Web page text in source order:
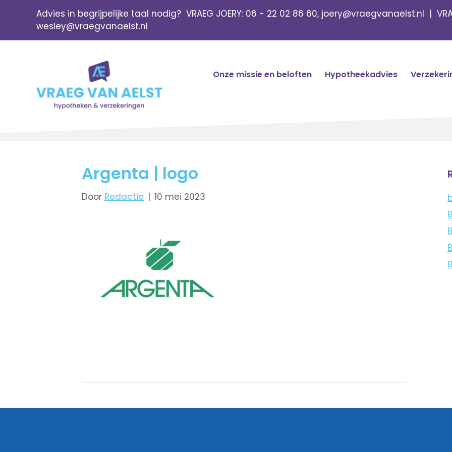
Advies in begrijpelijke taal nodig? VRAEG JOERY: 06 - 22 02 86 60, joery@vraegvanaelst.nl |
wesley@vraegvanaelst.nl
Onze missie en beloften Hypotheekadvies
Argenta | logo
Door Redactie | 10 mei 2023